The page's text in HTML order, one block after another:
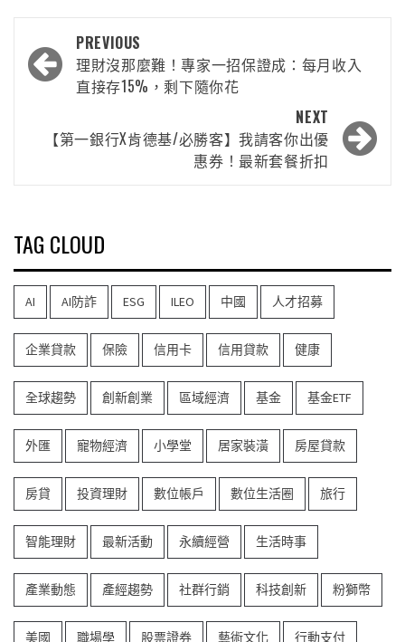
PREVIOUS
理財沒那麼難！專家一招保證成：每月收入
直接存15%，剩下隨你花
NEXT
【第一銀行X肯德基/必勝客】我請客你出優
惠券！最新套餐折扣
TAG CLOUD
AI AI防詐 ESG ILEO 中國 人才招募
企業貸款 保險 信用卡 信用貸款 健康
全球趨勢 創新創業 區域經濟 基金 基金ETF
外匯 寵物經濟 小學堂 居家裝潢 房屋貸款
房貸 投資理財 數位帳戶 數位生活圈 旅行
智能理財 最新活動 永續經營 生活時事
產業動態 產經趨勢 社群行銷 科技創新 粉獅幣
美國 職場學 股票證券 藝術文化 行動支付